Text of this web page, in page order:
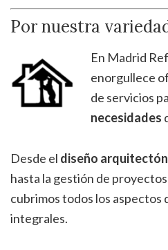
Por nuestra
En Madrid
enorgullece
de servicios
necesidades
Desde el diseño
hasta la gestión de
cubrimos todos los aspectos
integrales.